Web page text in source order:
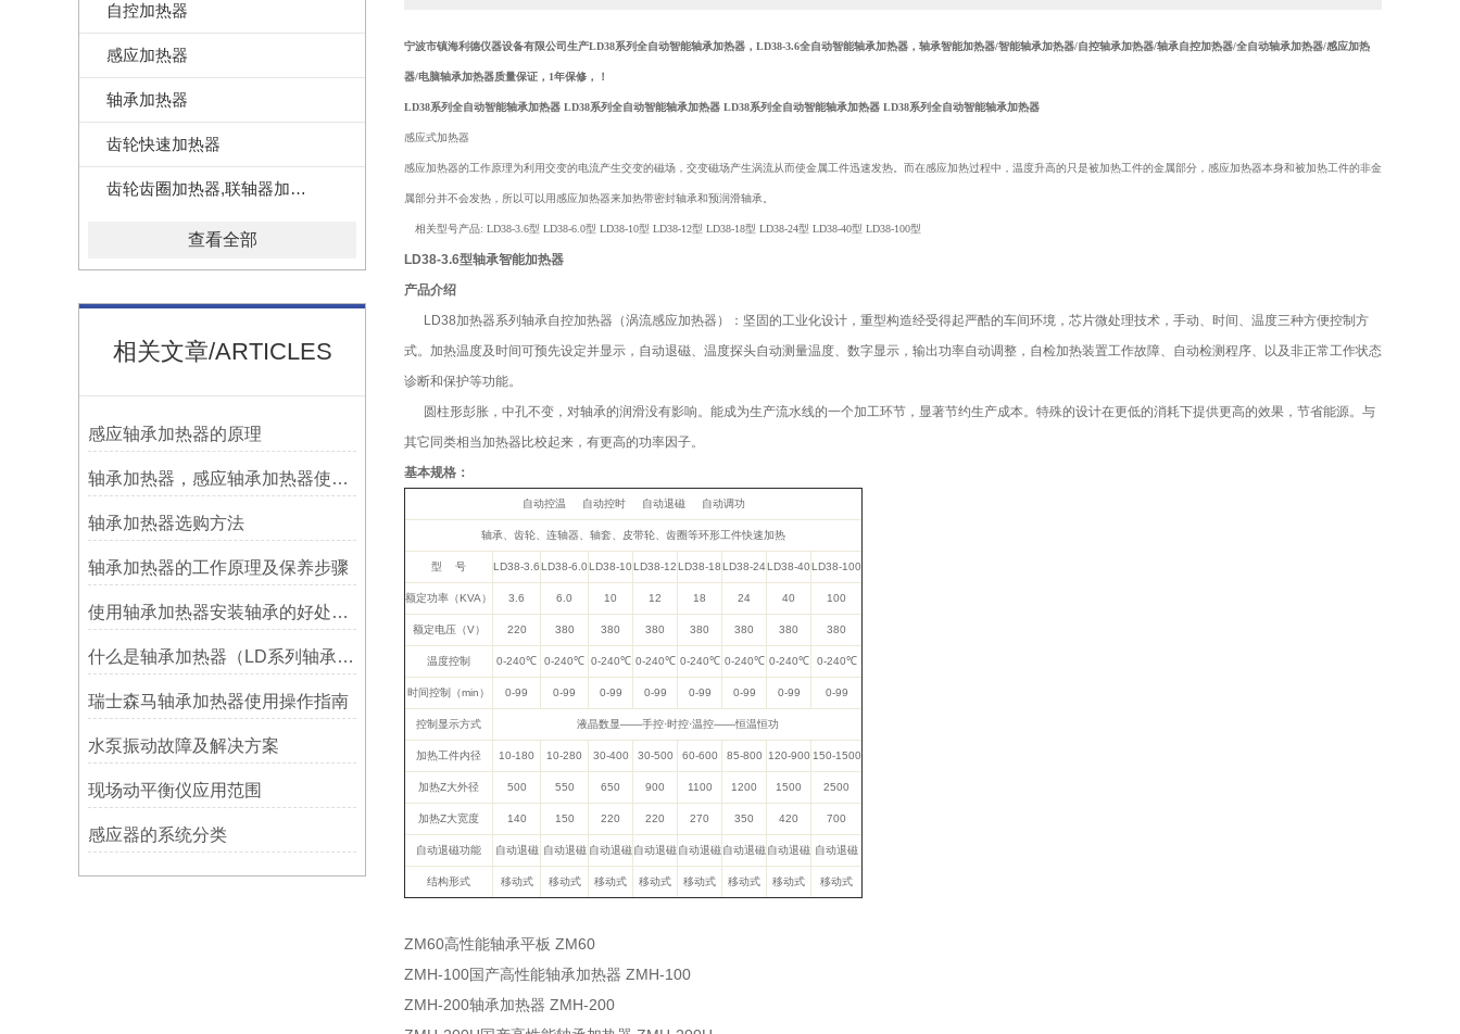
自控加热器
感应加热器
轴承加热器
齿轮快速加热器
齿轮齿圈加热器,联轴器加热器
查看全部
相关文章/ARTICLES
感应轴承加热器的原理
轴承加热器，感应轴承加热器使用常见问题总结！
轴承加热器选购方法
轴承加热器的工作原理及保养步骤
使用轴承加热器安装轴承的好处及优势——宁波利德
什么是轴承加热器（LD系列轴承加热器）-宁波利德仪器
瑞士森马轴承加热器使用操作指南
水泵振动故障及解决方案
现场动平衡仪应用范围
感应器的系统分类
宁波市镇海利德仪器设备有限公司生产LD38系列全自动智能轴承加热器，LD38-3.6全自动智能轴承加热器 ， 轴承智能加热器/智能轴承加热器/自控轴承加热器/轴承自控加热器/全自动轴承加热器/感应加热
器/电脑轴承加热器质量保证，1年保修，！
LD38系列全自动智能轴承加热器 LD38系列全自动智能轴承加热器 LD38系列全自动智能轴承加热器 LD38系列全自动智能轴承加热器
感应式加热器
感应加热器的工作原理为利用交变的电流产生交变的磁场，交变磁场产生涡流从而使金属工件迅速发热。而在感应加热过程中，温度升高的只是被加热工件的金属部分，感应加热器本身和被加热工件的非金
属部分并不会发热，所以可以用感应加热器来加热带密封轴承和预润滑轴承。
相关型号产品: LD38-3.6型 LD38-6.0型 LD38-10型 LD38-12型 LD38-18型 LD38-24型 LD38-40型 LD38-100型
LD38-3.6型轴承智能加热器
产品介绍
LD38加热器系列轴承自控加热器（涡流感应加热器）：坚固的工业化设计，重型构造经受得起严酷的车间环境，芯片微处理技术，手动、时间、温度三种方便控制方
式。加热温度及时间可预先设定并显示，自动退磁、温度探头自动测量温度、数字显示，输出功率自动调整，自检加热装置工作故障、自动检测程序、以及非正常工作状态
诊断和保护等功能。
圆柱形彭胀，中孔不变，对轴承的润滑没有影响。能成为生产流水线的一个加工环节，显著节约生产成本。特殊的设计在更低的消耗下提供更高的效果，节省能源。与
其它同类相当加热器比校起来，有更高的功率因子。
基本规格：
自动控温 自动控时 自动退磁 自动调功
轴承、齿轮、连轴器、轴套、皮带轮、齿圈等环形工件快速加热
型 号 LD38-3.6LD38-6.0LD38-10LD38-12LD38-18LD38-24LD38-40LD38-100
额定功率（KVA） 3.6 6.0 10 12 18 24 40 100
额定电压（V） 220 380 380 380 380 380 380 380
温度控制 0-240℃ 0-240℃ 0-240℃ 0-240℃ 0-240℃ 0-240℃ 0-240℃ 0-240℃
时间控制（min） 0-99 0-99 0-99 0-99 0-99 0-99 0-99 0-99
控制显示方式 液晶数显——手控·时控·温控——恒温恒功
加热工件内径 10-180 10-280 30-400 30-500 60-600 85-800 120-900 150-1500
加热Z大外径 500 550 650 900 1100 1200 1500 2500
加热Z大宽度 140 150 220 220 270 350 420 700
自动退磁功能 自动退磁 自动退磁 自动退磁自动退磁自动退磁自动退磁自动退磁 自动退磁
结构形式 移动式 移动式 移动式 移动式 移动式 移动式 移动式 移动式
ZM60高性能轴承平板 ZM60
ZMH-100国产高性能轴承加热器 ZMH-100
ZMH-200轴承加热器 ZMH-200